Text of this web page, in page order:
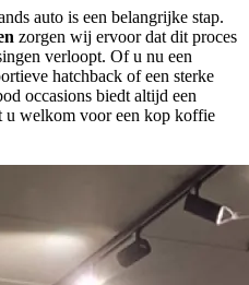
auto is een belangrijke stap.
zorgen wij ervoor dat dit proces
verloopt. Of u nu een
hatchback of een sterke
occasions biedt altijd een
u welkom voor een kop koffie